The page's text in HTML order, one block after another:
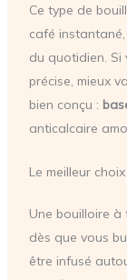
Ce type de
café
du quotidien. Si
précise, mieux
bien conçu :
anticalcaire
Le meilleur
Une bouilloire
dès que vous
être infusé